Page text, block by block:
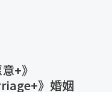
+》
》婚姻